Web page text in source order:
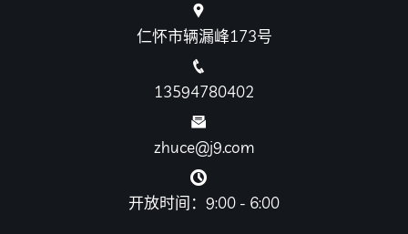
仁怀市辆漏峰173号
13594780402
zhuce@j9.com
开放时间：9:00 - 6:00